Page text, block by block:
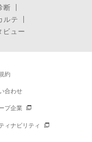
断
ルテ
ビュー
約
合わせ
プ企業
ィナビリティ